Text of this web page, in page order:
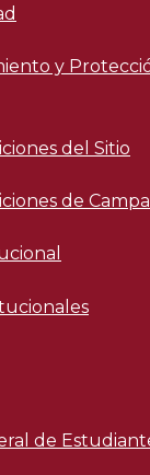
y
del Sitio
de
de